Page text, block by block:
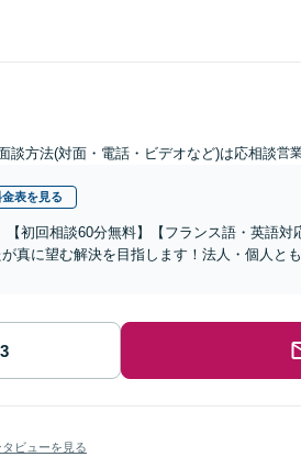
談方法(対面・電話・ビデオなど)は応相談営
金表を見る
【初回相談60分無料】【フランス語・英語
真に望む解決を目指します！法人・個人と
タビューを見る